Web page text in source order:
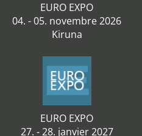
EURO EXPO
04. - 05. novembre 2026
Kiruna
EURO EXPO
27. - 28. janvier 2027